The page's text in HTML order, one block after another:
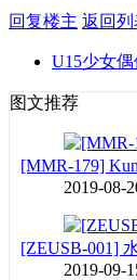
回复楼主 返回列
U15少女
图文推荐
[MMR-179]
2019-08-
[ZEUSB-001]
2019-09-